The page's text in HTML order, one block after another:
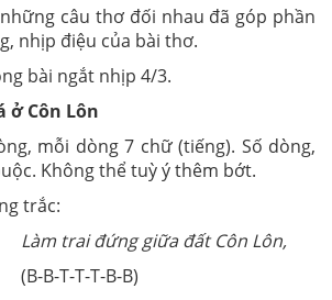
câu thơ đối nhau đã góp phần
nhịp điệu của bài thơ.
bài ngắt nhịp 4/3.
ở Côn Lôn
mỗi dòng 7 chữ (tiếng). Số dòng,
Không thể tuỳ ý thêm bớt.
trắc:
Làm trai đứng giữa đất Côn Lôn,
(B-B-T-T-T-B-B)